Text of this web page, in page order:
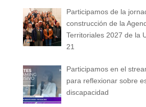
Participamos de la
construcción de la
Territoriales 2027 de la
21
Participamos en el
para reflexionar sobre
discapacidad